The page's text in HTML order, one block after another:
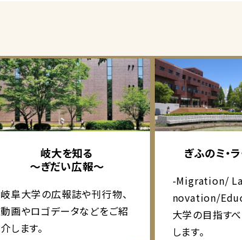
岐大を知る
～ぎだい広報～
岐阜大学の広報誌や刊行物、
動画やロゴデータなどをご紹
介します。
ぎふのミ・
-Migration/
novation/
大学の目指す
します。